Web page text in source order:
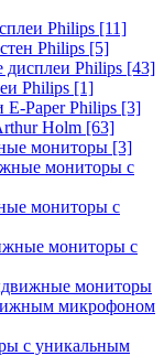
Philips [11]
Philips [5]
дисплеи Philips [43]
Philips [1]
Paper Philips [3]
Holm [63]
мониторы [3]
мониторы с
мониторы с
мониторы с
мониторы
микрофоном
с уникальным